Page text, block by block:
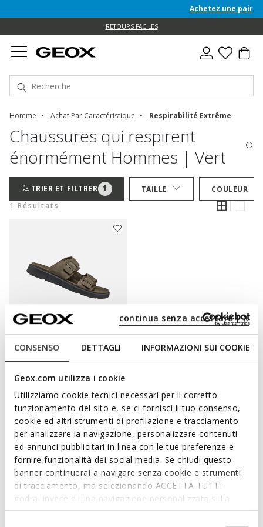
CONSENSO DETTAGLI INFORMAZIONI SUI COOKIE
Geox.com utilizza i cookie
Utilizziamo cookie tecnici necessari per il corretto
funzionamento del sito e, se ci fornisci il tuo consenso,
cookie ed altri strumenti di profilazione e tracciamento
per analizzare la navigazione, personalizzare contenuti
ed annunci pubblicitari in linea con le tue preferenze e
fornire funzionalità dei social media. Se chiudi questo
banner continuerai a navigare senza cookie e strumenti
di tracciamento, ma selezionando ACCETTA TUTTI
godrai invece di una navigazione personalizzata sulla
base dei tuoi gusti ed interessi. Selezionando
IMPOSTAZIONI potrai anche scegliere quali cookies ed
continua senza accettare | X
Achetez une paire
RETOURS FACILES
Homme Achat Par Caractéristique Respirabilité Extrême
Chaussures qui respirent
énormément Hommes | Vert
TRIER ET FILTRER 1 TAILLE
COULEUR
1 Résultats
XAND 2S HOMME
112,50C$
Price reduced from
150,00C$
to
Prix catalogue -25%
EXPÉRIMENTEZ L’EXCEPTIONNELLE
RESPIRABILITÉ DES NOUVEAUX
MODÈLES GEOX.